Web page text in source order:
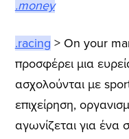
.money
.racing > On your
προσφέρει μια
ασχολούνται με
επιχείρηση,
αγωνίζεται για ένα